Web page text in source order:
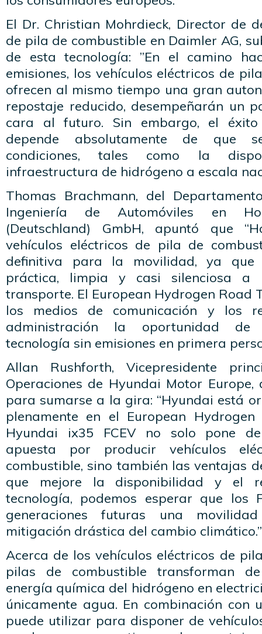
El Dr. Christian Mohrdieck, Director de
de pila de combustible en Daimler AG,
de esta tecnología: ”En el camino
emisiones, los vehículos eléctricos de
ofrecen al mismo tiempo una gran
repostaje reducido, desempeñarán un
cara al futuro. Sin embargo, el
depende absolutamente de que
condiciones, tales como la
infraestructura de hidrógeno a escala
Thomas Brachmann, del
Ingeniería de Automóviles en
(Deutschland) GmbH, apuntó que
vehículos eléctricos de pila de
definitiva para la movilidad, ya que
práctica, limpia y casi silenciosa a
transporte. El European Hydrogen Road
los medios de comunicación y los
administración la oportunidad de
tecnología sin emisiones en primera
Allan Rushforth, Vicepresidente
Operaciones de Hyundai Motor Europe,
para sumarse a la gira: “Hyundai está
plenamente en el European
Hyundai ix35 FCEV no solo pone
apuesta por producir vehículos
combustible, sino también las ventajas
que mejore la disponibilidad y el
tecnología, podemos esperar que los
generaciones futuras una
mitigación drástica del cambio climático.”
Acerca de los vehículos eléctricos de
pilas de combustible transforman
energía química del hidrógeno en
únicamente agua. En combinación con
puede utilizar para disponer de